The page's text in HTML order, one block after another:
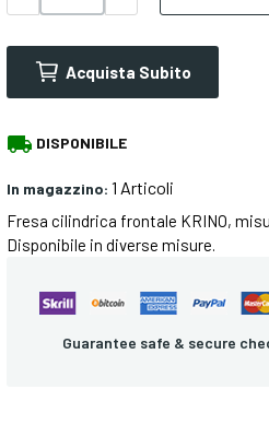
Acquista Subito
local_shipping DISPONIBILE
In magazzino: 1 Articoli
Fresa cilindrica frontale KRINO,
Disponibile in diverse misure.
Guarantee safe & secure